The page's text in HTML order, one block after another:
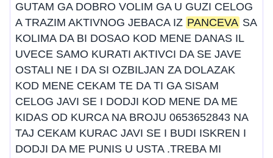
GUTAM GA DOBRO VOLIM GA U GUZI CELOG
A TRAZIM AKTIVNOG JEBACA IZ PANCEVA SA
KOLIMA DA BI DOSAO KOD MENE DANAS IL
UVECE SAMO KURATI AKTIVCI DA SE JAVE
OSTALI NE I DA SI OZBILJAN ZA DOLAZAK
KOD MENE CEKAM TE DA TI GA SISAM
CELOG JAVI SE I DODJI KOD MENE DA ME
KIDAS OD KURCA NA BROJU 0653652843 NA
TAJ CEKAM KURAC JAVI SE I BUDI ISKREN I
DODJI DA ME PUNIS U USTA .TREBA MI